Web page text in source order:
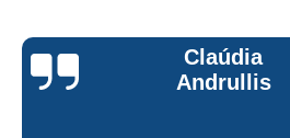
Claúdia
Andrullis